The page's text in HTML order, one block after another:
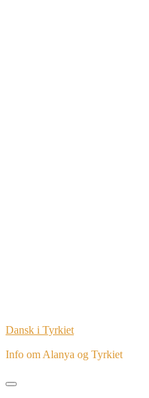
Dansk i Tyrkiet
Info om Alanya og Tyrkiet